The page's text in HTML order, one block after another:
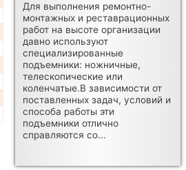
Для выполнения ремонтно-
монтажных и реставрационных
работ на высоте организации
давно используют
специализированные
подъемники: ножничные,
телескопические или
коленчатые.В зависимости от
поставленных задач, условий и
способа работы эти
подъемники отлично
справляются со...